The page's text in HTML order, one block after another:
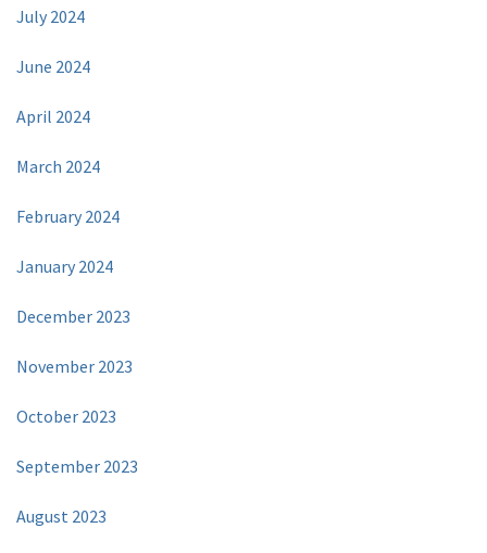
July 2024
June 2024
April 2024
March 2024
February 2024
January 2024
December 2023
November 2023
October 2023
September 2023
August 2023